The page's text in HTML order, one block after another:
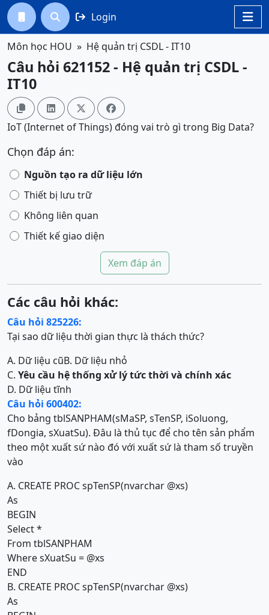

  Login
Môn học HOU Hệ quản trị CSDL - IT10
Câu hỏi 621152 - Hệ quản trị CSDL -
IT10
   
IoT (Internet of Things) đóng vai trò gì trong Big Data?
Chọn đáp án:
Nguồn tạo ra dữ liệu lớn
Thiết bị lưu trữ
Không liên quan
Thiết kế giao diện
Xem đáp án
Các câu hỏi khác:
Câu hỏi 825226:
Tại sao dữ liệu thời gian thực là thách thức?
A. Dữ liệu cũB. Dữ liệu nhỏ
C. Yêu cầu hệ thống xử lý tức thời và chính xác
D. Dữ liệu tĩnh
Câu hỏi 600402:
Cho bảng tblSANPHAM(sMaSP, sTenSP, iSoluong,
fDongia, sXuatSu). Đâu là thủ tục để cho tên sản phẩm
theo một xuất sứ nào đó với xuất sứ là tham số truyền
vào
A. CREATE PROC spTenSP(nvarchar @xs)
As
BEGIN
Select *
From tblSANPHAM
Where sXuatSu = @xs
END
B. CREATE PROC spTenSP(nvarchar @xs)
As